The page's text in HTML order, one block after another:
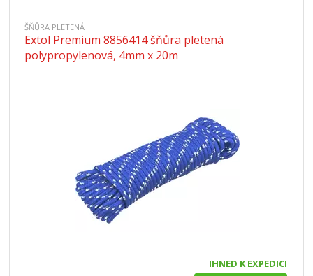
ŠŇŮRA PLETENÁ
Extol Premium 8856414 šňůra pletená
polypropylenová, 4mm x 20m
IHNED K EXPEDICI